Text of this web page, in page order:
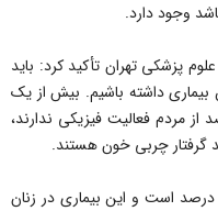
وجود دارد.
پزشکی تهران تأکید کرد: باید
بیماری داشته باشیم. بیش از یک
ایران چاق هستند و ۵۷ درصد از مردم فعالیت فیزیکی ندارند،
وی گفت: شیوع دیابت در کشور بیش از ۱۰ درصد است و این بیماری در زنان